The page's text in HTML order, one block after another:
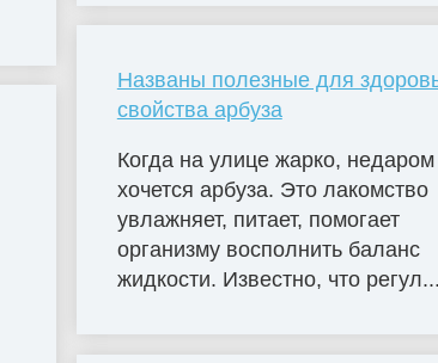
Названы полезные для
свойства арбуза
Когда на улице жарко, недаром
хочется арбуза. Это лакомство
увлажняет, питает, помогает
организму восполнить баланс
жидкости. Известно, что регул...